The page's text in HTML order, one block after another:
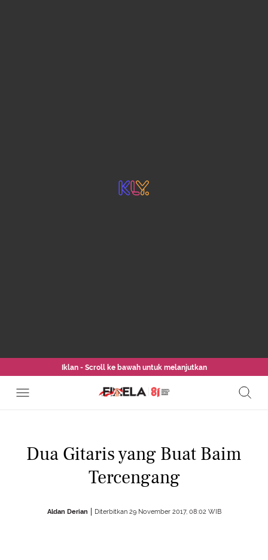
Iklan - Scroll ke bawah untuk melanjutkan
Dua Gitaris yang Buat Baim
Tercengang
Aldan Derian Diterbitkan 29 November 2017, 08:02 WIB